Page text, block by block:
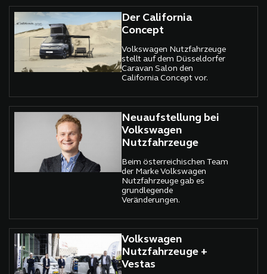
Der California
Concept
Volkswagen Nutzfahrzeuge
stellt auf dem Düsseldorfer
Caravan Salon den
California Concept vor.
Neuaufstellung bei
Volkswagen
Nutzfahrzeuge
Beim österreichischen Team
der Marke Volkswagen
Nutzfahrzeuge gab es
grundlegende
Veränderungen.
Volkswagen
Nutzfahrzeuge +
Vestas